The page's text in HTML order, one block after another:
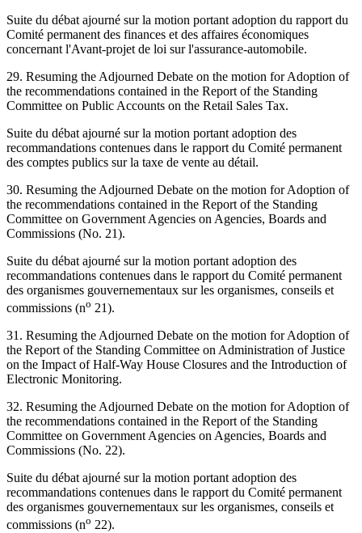
Suite du débat ajourné sur la motion portant adoption du rapport du
Comité permanent des finances et des affaires économiques
concernant l'Avant-projet de loi sur l'assurance-automobile.
29. Resuming the Adjourned Debate on the motion for Adoption of
the recommendations contained in the Report of the Standing
Committee on Public Accounts on the Retail Sales Tax.
Suite du débat ajourné sur la motion portant adoption des
recommandations contenues dans le rapport du Comité permanent
des comptes publics sur la taxe de vente au détail.
30. Resuming the Adjourned Debate on the motion for Adoption of
the recommendations contained in the Report of the Standing
Committee on Government Agencies on Agencies, Boards and
Commissions (No. 21).
Suite du débat ajourné sur la motion portant adoption des
recommandations contenues dans le rapport du Comité permanent
des organismes gouvernementaux sur les organismes, conseils et
commissions (no 21).
31. Resuming the Adjourned Debate on the motion for Adoption of
the Report of the Standing Committee on Administration of Justice
on the Impact of Half-Way House Closures and the Introduction of
Electronic Monitoring.
32. Resuming the Adjourned Debate on the motion for Adoption of
the recommendations contained in the Report of the Standing
Committee on Government Agencies on Agencies, Boards and
Commissions (No. 22).
Suite du débat ajourné sur la motion portant adoption des
recommandations contenues dans le rapport du Comité permanent
des organismes gouvernementaux sur les organismes, conseils et
commissions (no 22).